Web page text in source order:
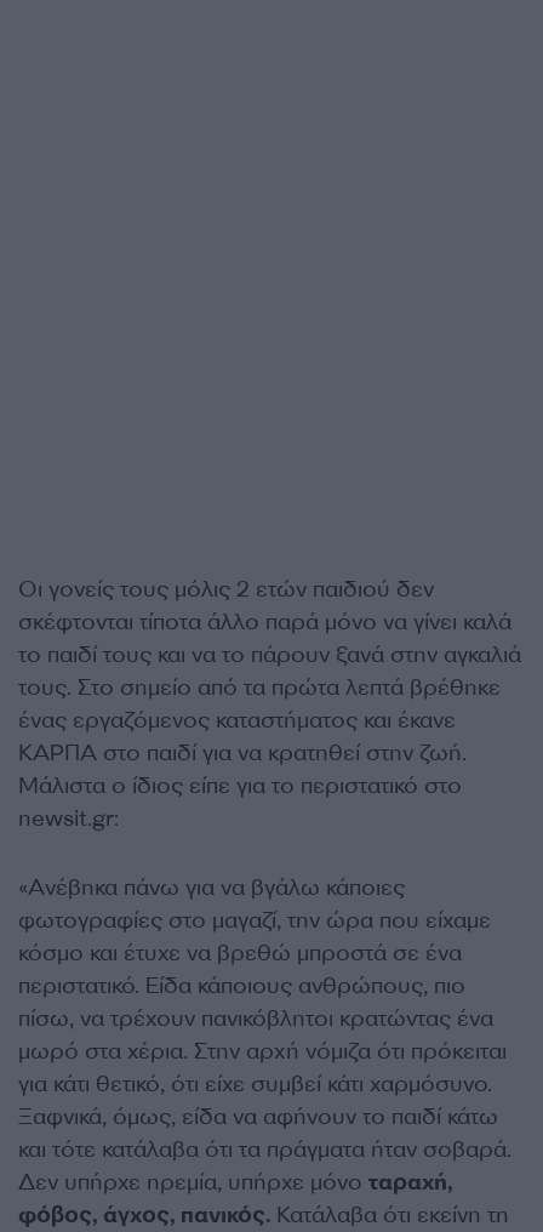
Οι γονείς τους μόλις 2 ετών παιδιού δεν
σκέφτονται τίποτα άλλο παρά μόνο να γίνει καλά
το παιδί τους και να το πάρουν ξανά στην αγκαλιά
τους. Στο σημείο από τα πρώτα λεπτά βρέθηκε
ένας εργαζόμενος καταστήματος και έκανε
ΚΑΡΠΑ στο παιδί για να κρατηθεί στην ζωή.
Μάλιστα ο ίδιος είπε για το περιστατικό στο
newsit.gr:
«Ανέβηκα πάνω για να βγάλω κάποιες
φωτογραφίες στο μαγαζί, την ώρα που είχαμε
κόσμο και έτυχε να βρεθώ μπροστά σε ένα
περιστατικό. Είδα κάποιους ανθρώπους, πιο
πίσω, να τρέχουν πανικόβλητοι κρατώντας ένα
μωρό στα χέρια. Στην αρχή νόμιζα ότι πρόκειται
για κάτι θετικό, ότι είχε συμβεί κάτι χαρμόσυνο.
Ξαφνικά, όμως, είδα να αφήνουν το παιδί κάτω
και τότε κατάλαβα ότι τα πράγματα ήταν σοβαρά.
Δεν υπήρχε ηρεμία, υπήρχε μόνο ταραχή,
φόβος, άγχος, πανικός. Κατάλαβα ότι εκείνη τη